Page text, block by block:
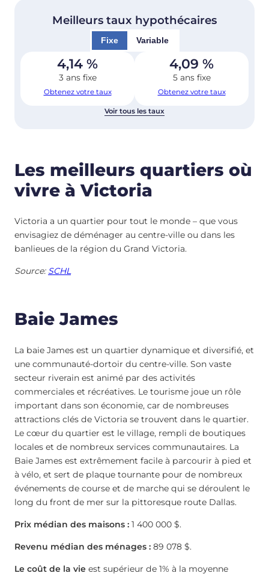
Meilleurs taux hypothécaires
Fixe Variable
4,14 %
3 ans fixe
Obtenez votre taux
4,09 %
5 ans fixe
Obtenez votre taux
Voir tous les taux
Les meilleurs quartiers où
vivre à Victoria
Victoria a un quartier pour tout le monde – que vous
envisagiez de déménager au centre-ville ou dans les
banlieues de la région du Grand Victoria.
Source: SCHL
Baie James
La baie James est un quartier dynamique et diversifié, et
une communauté-dortoir du centre-ville. Son vaste
secteur riverain est animé par des activités
commerciales et récréatives. Le tourisme joue un rôle
important dans son économie, car de nombreuses
attractions clés de Victoria se trouvent dans le quartier.
Le cœur du quartier est le village, rempli de boutiques
locales et de nombreux services communautaires. La
Baie James est extrêmement facile à parcourir à pied et
à vélo, et sert de plaque tournante pour de nombreux
événements de course et de marche qui se déroulent le
long du front de mer sur la pittoresque route Dallas.
Prix médian des maisons : 1 400 000 $.
Revenu médian des ménages : 89 078 $.
Le coût de la vie est supérieur de 1% à la moyenne